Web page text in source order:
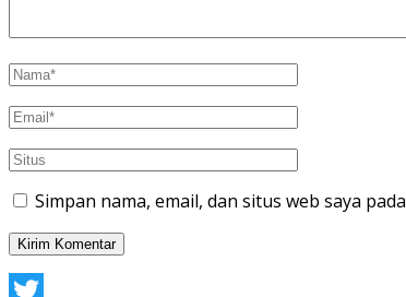
Simpan nama, email, dan situs web saya